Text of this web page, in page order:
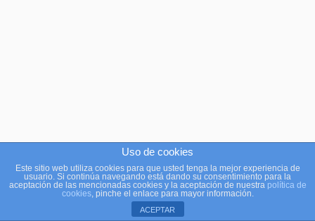
Uso de cookies
Este sitio web utiliza cookies para que usted tenga la mejor experiencia de
usuario. Si continúa navegando está dando su consentimiento para la
aceptación de las mencionadas cookies y la aceptación de nuestra política de
cookies, pinche el enlace para mayor información.
ACEPTAR